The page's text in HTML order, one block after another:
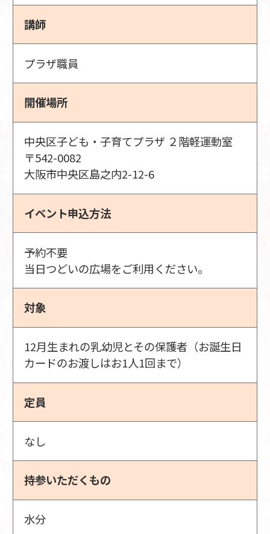
講師
プラザ職員
開催場所
中央区子ども・子育てプラザ ２階軽運動室
〒542-0082
大阪市中央区島之内2-12-6
イベント申込方法
予約不要
当日つどいの広場をご利用ください。
対象
12月生まれの乳幼児とその保護者（お誕生日
カードのお渡しはお1人1回まで）
定員
なし
持参いただくもの
水分